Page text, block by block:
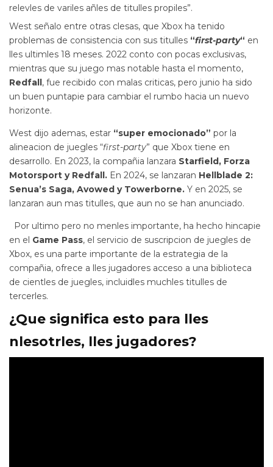
relevles de variles añles de titulles propiles”.
West señalo entre otras clesas, que Xbox ha tenido
problemas de consistencia con sus titulles “first-party“ en
lles ultimles 18 meses. 2022 conto con pocas exclusivas,
mientras que su juego mas notable hasta el momento,
Redfall, fue recibido con malas criticas, pero junio ha sido
un buen puntapie para cambiar el rumbo hacia un nuevo
horizonte.
West dijo ademas, estar “super emocionado” por la
alineacion de juegles “first-party” que Xbox tiene en
desarrollo. En 2023, la compañia lanzara Starfield, Forza
Motorsport y Redfall. En 2024, se lanzaran Hellblade 2:
Senua’s Saga, Avowed y Towerborne. Y en 2025, se
lanzaran aun mas titulles, que aun no se han anunciado.
Por ultimo pero no menles importante, ha hecho hincapie
en el Game Pass, el servicio de suscripcion de juegles de
Xbox, es una parte importante de la estrategia de la
compañia, ofrece a lles jugadores acceso a una biblioteca
de cientles de juegles, incluidles muchles titulles de
tercerles.
¿Que significa esto para lles
nlesotrles, lles jugadores?